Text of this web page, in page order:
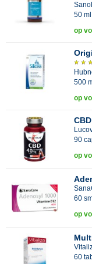
50 ml
op
500
op
90
op
60
op
60